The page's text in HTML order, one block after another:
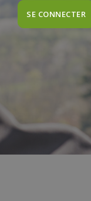
SE CONNECTER